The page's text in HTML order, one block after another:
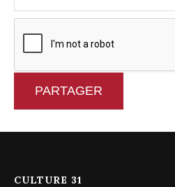
PARTAGER
CULTURE 31